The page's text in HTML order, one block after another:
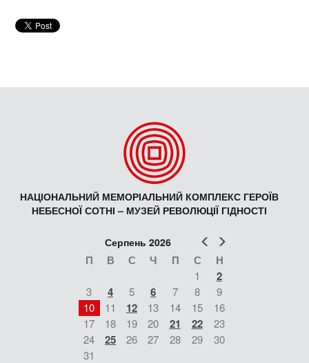
НАЦІОНАЛЬНИЙ МЕМОРІАЛЬНИЙ КОМПЛЕКС ГЕРОЇВ
НЕБЕСНОЇ СОТНІ – МУЗЕЙ РЕВОЛЮЦІЇ ГІДНОСТІ
Попер
Серпень 2026
П В С Ч П С Н
1 2
3 4 5 6 7 8
9
10
11 12 13 14 15
16
17
18 19 20 21 22
23
24
25 26 27 28 29
30
31